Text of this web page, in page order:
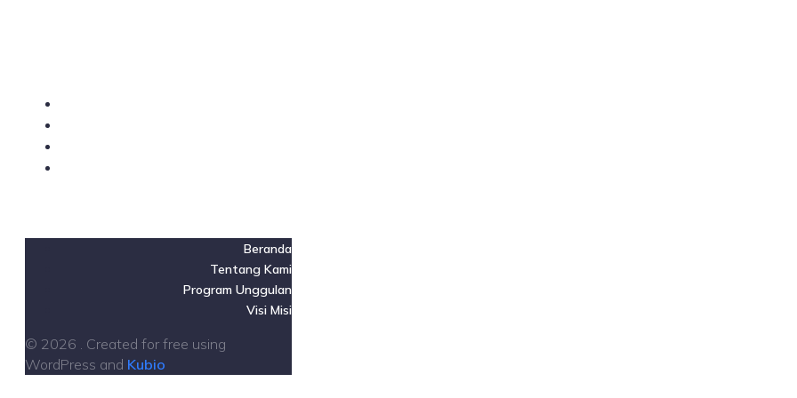
Beranda
Tentang Kami
Program Unggulan
Visi Misi
© 2026 . Created for free using
WordPress and Kubio